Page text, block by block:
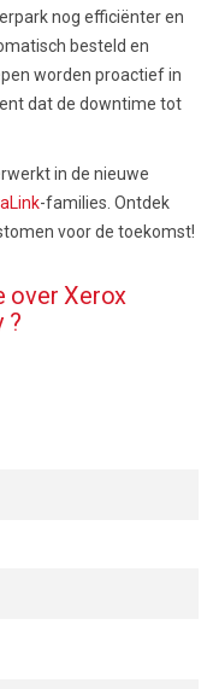
nog efficiënter en
besteld en
worden proactief in
dat de downtime tot
in de nieuwe
-families. Ontdek
voor de toekomst!
over Xerox
?